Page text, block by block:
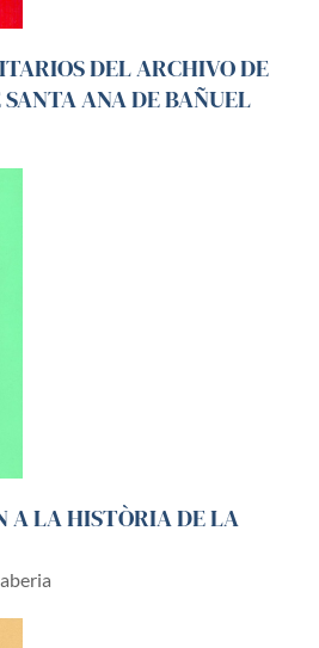
DEL ARCHIVO DE
ANA DE BAÑUEL
A LA HISTÒRIA DE LA